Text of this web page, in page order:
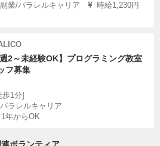
業/パラレルキャリア
時給1,230円
週2～未経験OK】プログラミング教室
フ募集
1分]
ラレルキャリア
1年からOK